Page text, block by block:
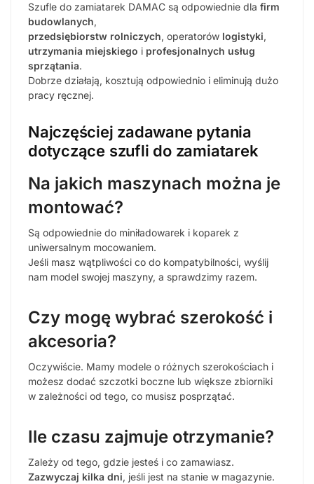
Szufle do zamiatarek DAMAC są odpowiednie dla firm
budowlanych,
przedsiębiorstw rolniczych, operatorów logistyki,
utrzymania miejskiego i profesjonalnych usług
sprzątania.
Dobrze działają, kosztują odpowiednio i eliminują dużo
pracy ręcznej.
Najczęściej zadawane pytania
dotyczące szufli do zamiatarek
Na jakich maszynach można je
montować?
Są odpowiednie do miniładowarek i koparek z
uniwersalnym mocowaniem.
Jeśli masz wątpliwości co do kompatybilności, wyślij
nam model swojej maszyny, a sprawdzimy razem.
Czy mogę wybrać szerokość i
akcesoria?
Oczywiście. Mamy modele o różnych szerokościach i
możesz dodać szczotki boczne lub większe zbiorniki
w zależności od tego, co musisz posprzątać.
Ile czasu zajmuje otrzymanie?
Zależy od tego, gdzie jesteś i co zamawiasz.
Zazwyczaj kilka dni, jeśli jest na stanie w magazynie.